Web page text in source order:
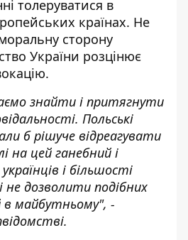
толеруватися в
країнах. Не
сторону
України розцінює
знайти і притягнути
Польські
б рішуче відреагувати
на цей ганебний і
і більшості
не дозволити подібних
в майбутньому", -